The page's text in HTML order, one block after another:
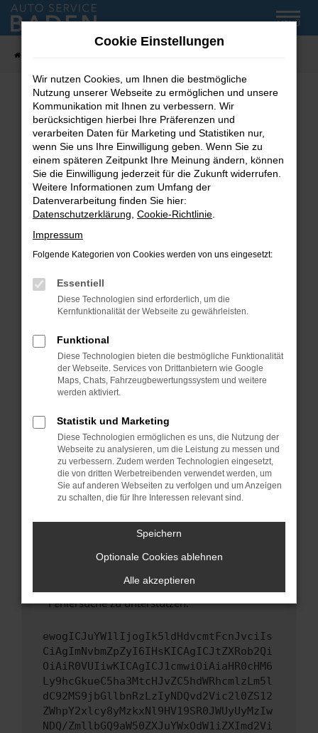
Zum
Hauptinhalt
MENÜ
Fehler: Network Error
Beim Laden ist ein Fehler aufgetreten.
Hier sind ein paar Tipps, die dir helfen können:
Überprüfe deine Firewall und deine
Internetverbindung.
Laden andere Webseiten, zum Beispiel deine
Suchmaschine?
Prüfe deine Browsererweiterungen.
können das Laden bestimmter Seiten
verhindern. Funktioniert die Seite in einem
Fenster?
Starte dein Gerät neu.
Das kann manchmal helfen, vorübergehende
Probleme zu beheben.
Betriebssystem auf dem neuesten Stand
sind.
Veraltete Software birgt nicht nur ein
Sicherheitsrisiko, sondern kann auch dazu
führen, dass bestimmte Funktionen nicht mehr
unterstützt werden.
Wende dich an den Webseitenbetreiber.
Wenn du alle oben genannten Schritte versucht
hast, kontaktiere uns bitte. Wir werden
uns diesen Text schicken, um uns bei der
Fehlersuche zu unterstützen:
ewogICJuYW1lIjogIk5ldHdvcmtFcnJvciIs
CiAgImNvbmZpZyI6IHsKICAgICJtZXRob2Qi
OiAiR0VUIiwKICAgICJ1cmwiOiAiaHR0cHM6
Ly9hcGkueC5ha3MtcHJvZC5hdWRhcmlzLm5l
dC92MS9jbGllbnRzLzIyNDQvd2Vic2l0ZS12
ZWhpY2xlcy8yMzkxNl9HV19SR0JWUyUyMzIw
NDQ/ZmllbGQ9aW50ZXJuYWxOdW1iZXImd2Vi
Cookie Einstellungen
Wir nutzen Cookies, um Ihnen die bestmögliche
Nutzung unserer Webseite zu ermöglichen und unsere
Kommunikation mit Ihnen zu verbessern. Wir
berücksichtigen hierbei Ihre Präferenzen und
verarbeiten Daten für Marketing und Statistiken nur,
wenn Sie uns Ihre Einwilligung geben. Wenn Sie zu
einem späteren Zeitpunkt Ihre Meinung ändern, können
Sie die Einwilligung jederzeit für die Zukunft widerrufen.
Weitere Informationen zum Umfang der
Datenverarbeitung finden Sie hier:
Datenschutzerklärung Cookie-Richtlinie
Impressum
Folgende Kategorien von Cookies werden von uns eingesetzt:
Essentiell
Diese Technologien sind erforderlich, um die
Kernfunktionalität der Webseite zu gewährleisten.
Funktional
Diese Technologien bieten die bestmögliche Funktionalität
der Webseite. Services von Drittanbietern wie Google
Maps, Chats, Fahrzeugbewertungssystem und weitere
werden aktiviert.
Statistik und Marketing
Diese Technologien ermöglichen es uns, die Nutzung der
Webseite zu analysieren, um die Leistung zu messen und
zu verbessern. Zudem werden Technologien eingesetzt,
die von dritten Werbetreibenden verwendet werden, um
Sie auf anderen Webseiten zu verfolgen und um Anzeigen
zu schalten, die für Ihre Interessen relevant sind.
Speichern
Optionale Cookies ablehnen
Alle akzeptieren